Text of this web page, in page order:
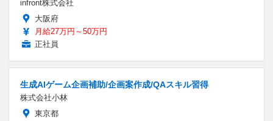
infront株式会社
大阪府
月給27万円～50万円
正社員
生成AIゲーム企画補助/企画案作成/QAスキル習得
株式会社小林
東京都